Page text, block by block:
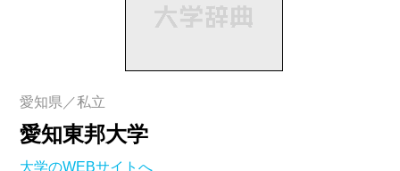
愛知県／私立
愛知東邦大学
大学のWEBサイトへ